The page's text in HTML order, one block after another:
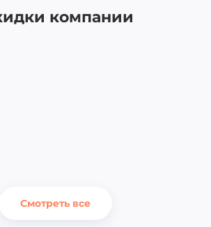
компании
Смотреть все